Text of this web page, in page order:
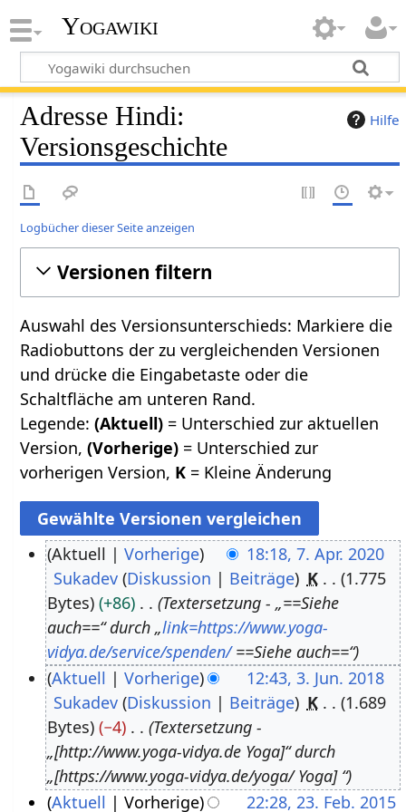
Yogawiki
Hilfe
Adresse Hindi:
Versionsgeschichte
Logbücher dieser Seite anzeigen
Versionen filtern
Auswahl des Versionsunterschieds: Markiere die
Radiobuttons der zu vergleichenden Versionen
und drücke die Eingabetaste oder die
Schaltfläche am unteren Rand.
Legende:(Aktuell) = Unterschied zur aktuellen
Version,(Vorherige) = Unterschied zur
vorherigen Version, K = Kleine Änderung
Aktuell Vorherige
18:18, 7. Apr. 2020
Sukadev Diskussion Beiträge K
1.775
Bytes
+86
Textersetzung - „==Siehe
auch==“ durch „link=https://www.yoga-
vidya.de/service/spenden/==Siehe auch==“
Aktuell Vorherige
12:43, 3. Jun. 2018
Sukadev Diskussion Beiträge K
1.689
Bytes
−4
Textersetzung -
„[http://www.yoga-vidya.de Yoga]“ durch
„[https://www.yoga-vidya.de/yoga/ Yoga] “
Aktuell
Vorherige 22:28, 23. Feb. 2015